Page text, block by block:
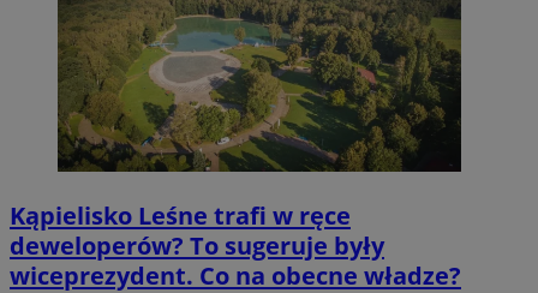
Kąpielisko Leśne trafi w ręce
deweloperów? To sugeruje były
wiceprezydent. Co na obecne władze?